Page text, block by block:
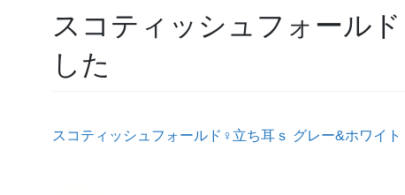
スコティッシュフォール
した
スコティッシュフォールド♀立ち耳ｓ グレー&ホワイト